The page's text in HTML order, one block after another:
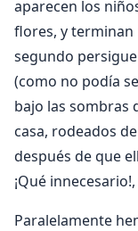
aparecen los
flores, y terminan
segundo
(como no podía
bajo las sombras
casa, rodeados
después de que
¡Qué
Paralelamente